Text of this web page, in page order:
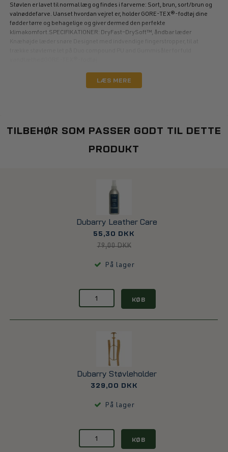
Støvlen er lavet til normal læg og findes i farverne: Sort, brun, sort/brun og
valnøddefarve. Uanset hvordan vejret er, holder GORE-TEX®-fodtøj dine
fødder tørre og behagelige og giver dermed den perfekte
klimakomfort.SPECIFIKATIONER: DryFast–DrySoft™, åndbar læder
LÆS MERE
TILBEHØR SOM PASSER GODT TIL DETTE
PRODUKT
Dubarry Leather Care
55,30 DKK
79,00 DKK
På lager
KØB
Dubarry Støvleholder
329,00 DKK
På lager
KØB